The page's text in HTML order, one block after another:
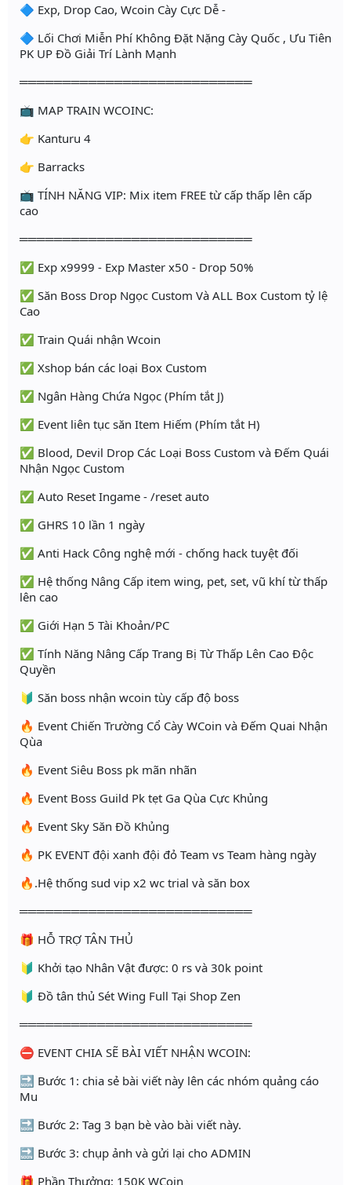
🔷 Exp, Drop Cao, Wcoin Cày Cực Dễ -
🔷 Lối Chơi Miễn Phí Không Đặt Nặng Cày Quốc , Ưu Tiên
PK UP Đồ Giải Trí Lành Mạnh
═══════════════════════════
📺 MAP TRAIN WCOINC:
👉 Kanturu 4
👉 Barracks
📺 TÍNH NĂNG VIP: Mix item FREE từ cấp thấp lên cấp
cao
═══════════════════════════
✅ Exp x9999 - Exp Master x50 - Drop 50%
✅ Săn Boss Drop Ngọc Custom Và ALL Box Custom tỷ lệ
Cao
✅ Train Quái nhận Wcoin
✅ Xshop bán các loại Box Custom
✅ Ngân Hàng Chứa Ngọc (Phím tắt J)
✅ Event liên tục săn Item Hiếm (Phím tắt H)
✅ Blood, Devil Drop Các Loại Boss Custom và Đếm Quái
Nhận Ngọc Custom
✅ Auto Reset Ingame - /reset auto
✅ GHRS 10 lần 1 ngày
✅ Anti Hack Công nghệ mới - chống hack tuyệt đối
✅ Hệ thống Nâng Cấp item wing, pet, set, vũ khí từ thấp
lên cao
✅ Giới Hạn 5 Tài Khoản/PC
✅ Tính Năng Nâng Cấp Trang Bị Từ Thấp Lên Cao Độc
Quyền
🔰 Săn boss nhận wcoin tùy cấp độ boss
🔥 Event Chiến Trường Cổ Cày WCoin và Đếm Quai Nhận
Qùa
🔥 Event Siêu Boss pk mãn nhãn
🔥 Event Boss Guild Pk tẹt Ga Qùa Cực Khủng
🔥 Event Sky Săn Đồ Khủng
🔥 PK EVENT đội xanh đội đỏ Team vs Team hàng ngày
🔥.Hệ thống sud vip x2 wc trial và săn box
═══════════════════════════
🎁 HỖ TRỢ TÂN THỦ
🔰 Khởi tạo Nhân Vật được: 0 rs và 30k point
🔰 Đồ tân thủ Sét Wing Full Tại Shop Zen
═══════════════════════════
⛔️ EVENT CHIA SẼ BÀI VIẾT NHẬN WCOIN:
🔜 Bước 1: chia sẻ bài viết này lên các nhóm quảng cáo
Mu
🔜 Bước 2: Tag 3 bạn bè vào bài viết này.
🔜 Bước 3: chụp ảnh và gửi lại cho ADMIN
🎁 Phần Thưởng: 150K WCoin